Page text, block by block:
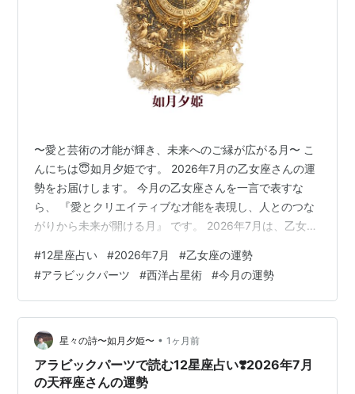
〜愛と芸術の才能が輝き、未来へのご縁が広がる月〜 こ
んにちは😇如月夕姫です。 2026年7月の乙女座さんの運
勢をお届けします。 今月の乙女座さんを一言で表すな
ら、 『愛とクリエイティブな才能を表現し、人とのつな
がりから未来が開ける月』 です。 2026年7月は、乙女座
で完璧を目指すよりも、仲間と協力したり、好きなこと
を発信したりすることで、新しいチャンスが広がってい
くでしょう。 また、愛や芸術を示すアラビックパーツが
乙女座にあるため、あなた自身の魅力や感性が自然と周
囲に伝わりやすい時期でもあります。 🌟 全体運 未来へ
続くご縁の種を蒔く時 今月…
#12星座占い #2026年7月 #乙女座の運勢
#アラビックパーツ #西洋占星術 #今月の運勢
星々の詩〜如月夕姫〜 • 1ヶ月前
アラビックパーツで読む12星座占い❣️2026年7月
の天秤座さんの運勢